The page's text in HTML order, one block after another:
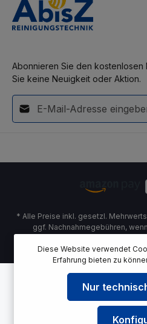
Abonnieren Sie den
Sie keine Neuigkeit oder Aktion.
E-Mail-Adresse*
© 2026
* Alle Preise inkl. gesetzl.
ggf. Nachnahmegebühren,
Diese Website verwendet
Erfahrung bieten zu
Nur